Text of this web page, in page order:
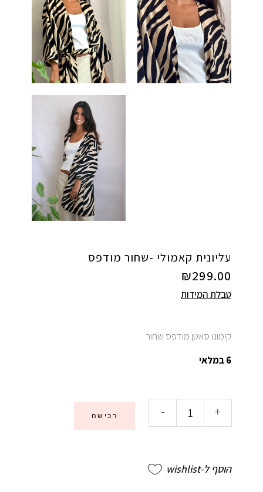
עליונית קאמולי -שחור מודפס
₪299.00
טבלת המידות
קימונו סאטן מודפס שחור
6 במלאי
- + רכישה
הוסף ל-wishlist